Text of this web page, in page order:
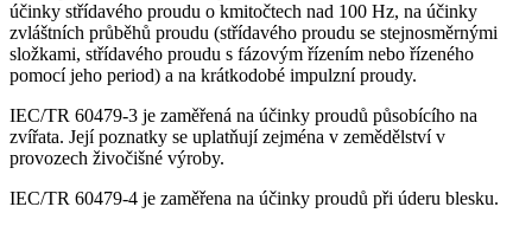
účinky střídavého proudu o kmitočtech nad 100 Hz, na účinky
zvláštních průběhů proudu (střídavého proudu se stejnosměrnými
složkami, střídavého proudu s fázovým řízením nebo řízeného
pomocí jeho period) a na krátkodobé impulzní proudy.
IEC/TR 60479-3 je zaměřená na účinky proudů působícího na
zvířata. Její poznatky se uplatňují zejména v zemědělství v
provozech živočišné výroby.
IEC/TR 60479-4 je zaměřena na účinky proudů při úderu blesku.